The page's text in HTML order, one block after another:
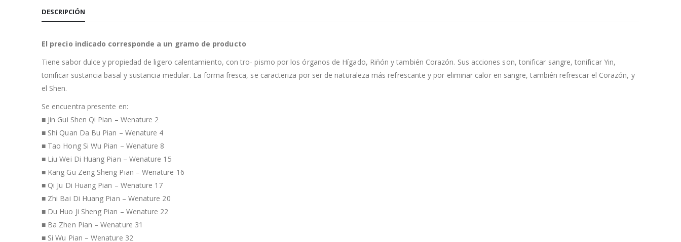
DESCRIPCIÓN
El precio indicado corresponde a un gramo de producto
Tiene sabor dulce y propiedad de ligero calentamiento, con tro- pismo por los órganos de Hígado, Riñón y también Corazón. Sus acciones son, tonificar sangre, tonificar Yin,
tonificar sustancia basal y sustancia medular. La forma fresca, se caracteriza por ser de naturaleza más refrescante y por eliminar calor en sangre, también refrescar el Corazón, y
el Shen.
Se encuentra presente en:
■ Jin Gui Shen Qi Pian – Wenature 2
■ Shi Quan Da Bu Pian – Wenature 4
■ Tao Hong Si Wu Pian – Wenature 8
■ Liu Wei Di Huang Pian – Wenature 15
■ Kang Gu Zeng Sheng Pian – Wenature 16
■ Qi Ju Di Huang Pian – Wenature 17
■ Zhi Bai Di Huang Pian – Wenature 20
■ Du Huo Ji Sheng Pian – Wenature 22
■ Ba Zhen Pian – Wenature 31
■ Si Wu Pian – Wenature 32